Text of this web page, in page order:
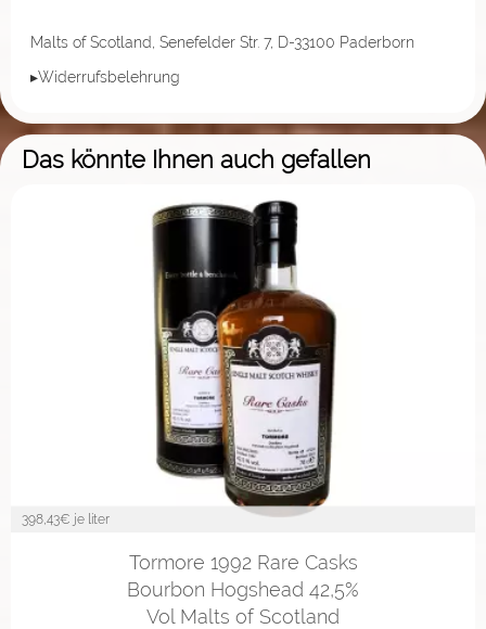
Malts of Scotland, Senefelder Str. 7, D-33100 Paderborn
▸Widerrufsbelehrung
Das könnte Ihnen auch gefallen
398,43€ je liter
Tormore 1992 Rare Casks
Bourbon Hogshead 42,5%
Vol Malts of Scotland